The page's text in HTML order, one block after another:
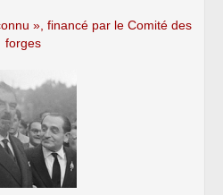
», financé par le Comité des
forges